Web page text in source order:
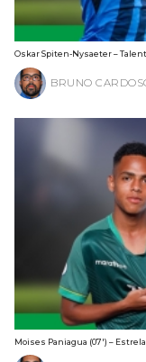
Oskar Spiten-Nysaeter –
BRUNO
Moises Paniagua (07′) –